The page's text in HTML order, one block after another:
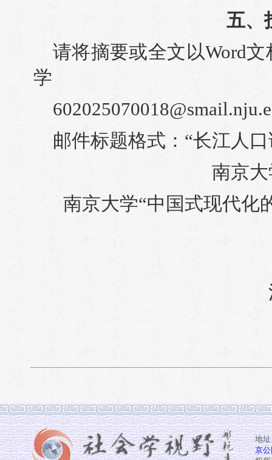
五、
请将摘要或全文以Word
学
邮件标题格式：“长江人
南京
南京大学“中国式现代化
地
京